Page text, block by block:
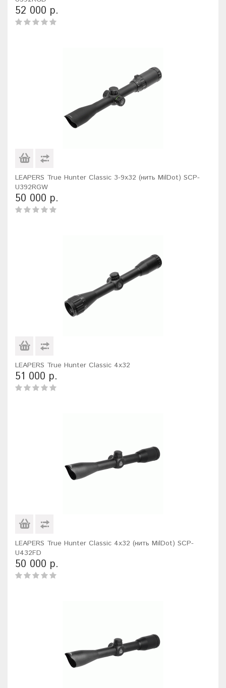
52 000 р.
LEAPERS True Hunter Classic 3-9x32 (нить MilDot) SCP-
U392RGW
50 000 р.
LEAPERS True Hunter Classic 4x32
51 000 р.
LEAPERS True Hunter Classic 4x32 (нить MilDot) SCP-
U432FD
50 000 р.